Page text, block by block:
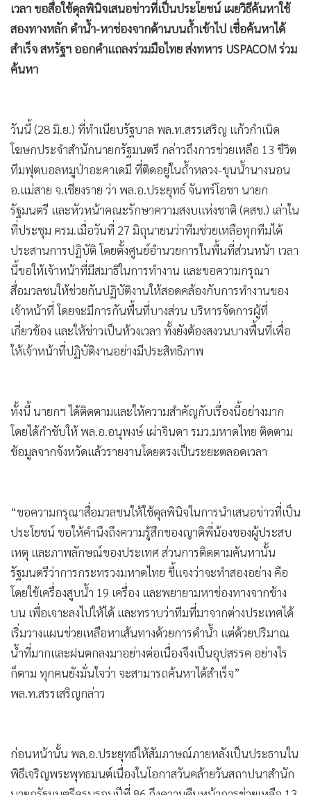
• กีฬา
• ต่างประเทศ
• Special Scoop
• เศรษฐกิจ-ธุรกิจ
•
ชุมชน-คุณภาพชีวิต
•
อาชญากรรม
•
Motoring
• เกม
• วิทยาศาสตร์
• SMEs
• หุ้น
• อินโดจีน
• กองทุนรวม
• Celeb Online
• Factcheck
• ญี่ปุ่น
•
Gotomanager
เวลา ขอสื่อใช้ดุลพินิจเสนอข่าวที่เป็นประโยชน์ เผยวิธีค้นหาใช้
สองทางหลัก ดำน้ำ-หาช่องจากด้านบนถ้ำเข้าไป เชื่อค้นหาได้
สำเร็จ สหรัฐฯ ออกคำแถลงร่วมมือไทย ส่งทหาร USPACOM ร่วม
ค้นหา
วันนี้ (28 มิ.ย.) ที่ทำเนียบรัฐบาล พล.ท.สรรเสริญ แก้วกำเนิด
โฆษกประจำสำนักนายกรัฐมนตรี กล่าวถึงการช่วยเหลือ 13 ชีวิต
ทีมฟุตบอลหมูป่าอะคาเดมี ที่ติดอยู่ในถ้ำหลวง-ขุนน้ำนางนอน
อ.แม่สาย จ.เชียงราย ว่า พล.อ.ประยุทธ์ จันทร์โอชา นายก
รัฐมนตรี และหัวหน้าคณะรักษาความสงบแห่งชาติ (คสช.) เล่าใน
ที่ประชุม ครม.เมื่อวันที่ 27 มิถุนายนว่าทีมช่วยเหลือทุกทีมได้
ประสานการปฏิบัติ โดยตั้งศูนย์อำนวยการในพื้นที่ส่วนหน้า เวลา
นี้ขอให้เจ้าหน้าที่มีสมาธิในการทำงาน และขอความกรุณา
สื่อมวลชนให้ช่วยกันปฏิบัติงานให้สอดคล้องกับการทำงานของ
เจ้าหน้าที่ โดยจะมีการกันพื้นที่บางส่วน บริหารจัดการผู้ที่
เกี่ยวข้อง และให้ข่าวเป็นห้วงเวลา ทั้งยังต้องสงวนบางพื้นที่เพื่อ
ให้เจ้าหน้าที่ปฏิบัติงานอย่างมีประสิทธิภาพ
ทั้งนี้ นายกฯ ได้ติดตามและให้ความสำคัญกับเรื่องนี้อย่างมาก
โดยได้กำชับให้ พล.อ.อนุพงษ์ เผ่าจินดา รมว.มหาดไทย ติดตาม
ข้อมูลจากจังหวัดแล้วรายงานโดยตรงเป็นระยะตลอดเวลา
“ขอความกรุณาสื่อมวลชนให้ใช้ดุลพินิจในการนำเสนอข่าวที่เป็น
ประโยชน์ ขอให้คำนึงถึงความรู้สึกของญาติพี่น้องของผู้ประสบ
เหตุ และภาพลักษณ์ของประเทศ ส่วนการติดตามค้นหานั้น
รัฐมนตรีว่าการกระทรวงมหาดไทย ชี้แจงว่าจะทำสองอย่าง คือ
โดยใช้เครื่องสูบน้ำ 19 เครื่อง และพยายามหาช่องทางจากข้าง
บน เพื่อเจาะลงไปให้ได้ และทราบว่าทีมที่มาจากต่างประเทศได้
เริ่มวางแผนช่วยเหลือหาเส้นทางด้วยการดำน้ำ แต่ด้วยปริมาณ
น้ำที่มากและฝนตกลงมาอย่างต่อเนื่องจึงเป็นอุปสรรค อย่างไร
ก็ตาม ทุกคนยังมั่นใจว่า จะสามารถค้นหาได้สำเร็จ”
พล.ท.สรรเสริญกล่าว
ก่อนหน้านั้น พล.อ.ประยุทธ์ให้สัมภาษณ์ภายหลังเป็นประธานใน
พิธีเจริญพระพุทธมนต์เนื่องในโอกาสวันคล้ายวันสถาปนาสำนัก